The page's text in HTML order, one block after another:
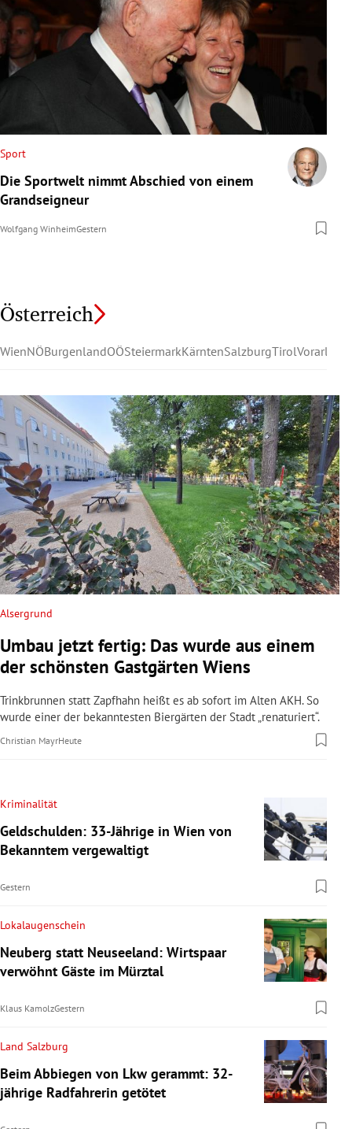
Sport
Die Sportwelt nimmt Abschied von einem
Grandseigneur
Wolfgang WinheimGestern
Österreich
WienNÖBurgenlandOÖSteiermarkKärntenSalzburgTirolVorarlberg
Alsergrund
Umbau jetzt fertig: Das wurde aus einem
der schönsten Gastgärten Wiens
Trinkbrunnen statt Zapfhahn heißt es ab sofort im Alten AKH. So
wurde einer der bekanntesten Biergärten der Stadt „renaturiert“.
Christian MayrHeute
Kriminalität
Geldschulden: 33-Jährige in Wien von
Bekanntem vergewaltigt
Gestern
Lokalaugenschein
Neuberg statt Neuseeland: Wirtspaar
verwöhnt Gäste im Mürztal
Klaus KamolzGestern
Land Salzburg
Beim Abbiegen von Lkw gerammt: 32-
jährige Radfahrerin getötet